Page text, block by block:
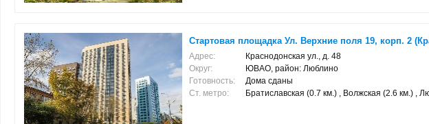
Стартовая площадка Ул. Верхние поля 19, корп. 2
Адрес:
Краснодонская ул., д. 48
Округ:
ЮВАО, район: Люблино
Готовность:
Дома сданы
Ст. метро:
Братиславская (0.7 км.) , Волжская (2.6 км.) ,